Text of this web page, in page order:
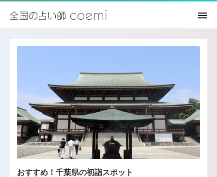
おすすめ！千葉県の初詣スポット